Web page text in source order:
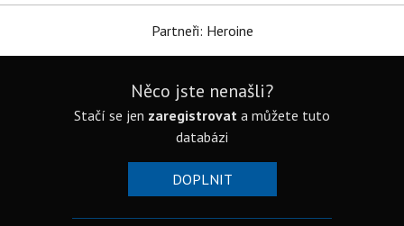
Partneři: Heroine
Něco jste nenašli?
Stačí se jen zaregistrovat a můžete tuto
databázi
DOPLNIT